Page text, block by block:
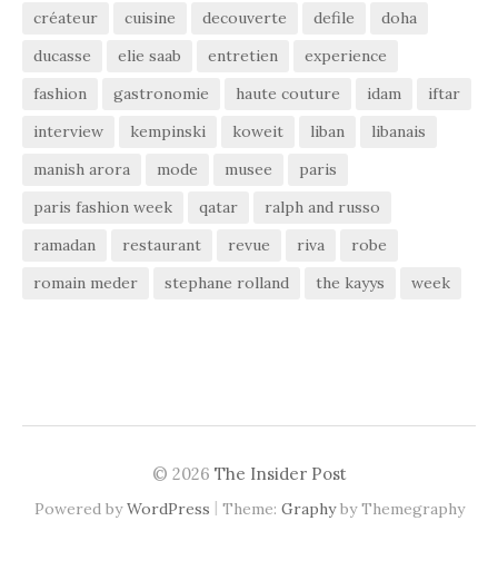
créateur
cuisine decouverte defile
doha
ducasse
elie saab entretien
experience
fashion
gastronomie haute couture idam
iftar
interview
kempinski koweit liban
libanais
manish arora
mode musee
paris
paris fashion week
qatar
ralph and russo
ramadan
restaurant revue riva
robe
romain meder
stephane rolland the kayys week
© 2026 The Insider Post
Powered byWordPress | Theme: Graphyby Themegraphy